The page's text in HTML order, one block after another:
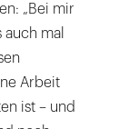
„Bei mir
mal
Arbeit
ist – und